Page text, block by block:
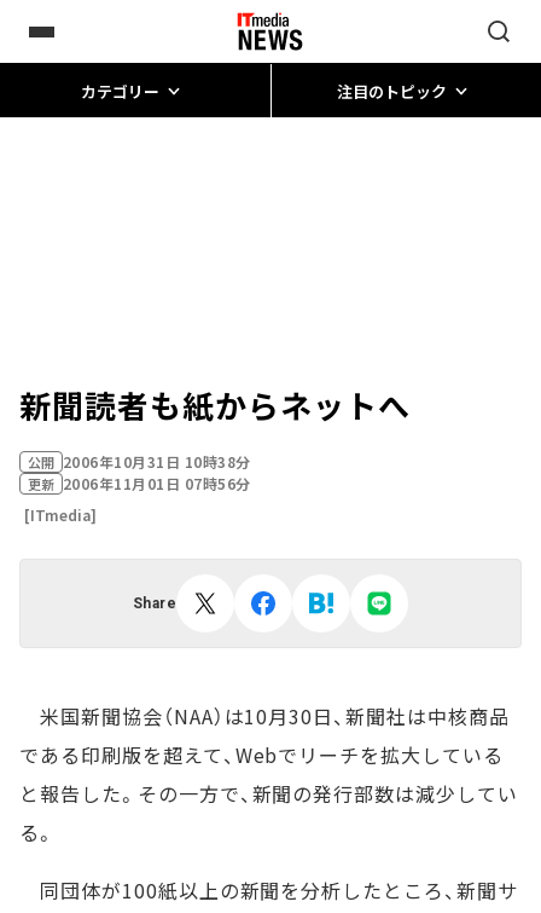
カテゴリー 注目のトピック
新聞読者も紙からネットへ
公開 2006年10月31日 10時38分
更新 2006年11月01日 07時56分
[ITmedia]
Share
米国新聞協会（NAA）は10月30日、新聞社は中核商品
である印刷版を超えて、Webでリーチを拡大している
と報告した。その一方で、新聞の発行部数は減少してい
る。
同団体が100紙以上の新聞を分析したところ、新聞サ